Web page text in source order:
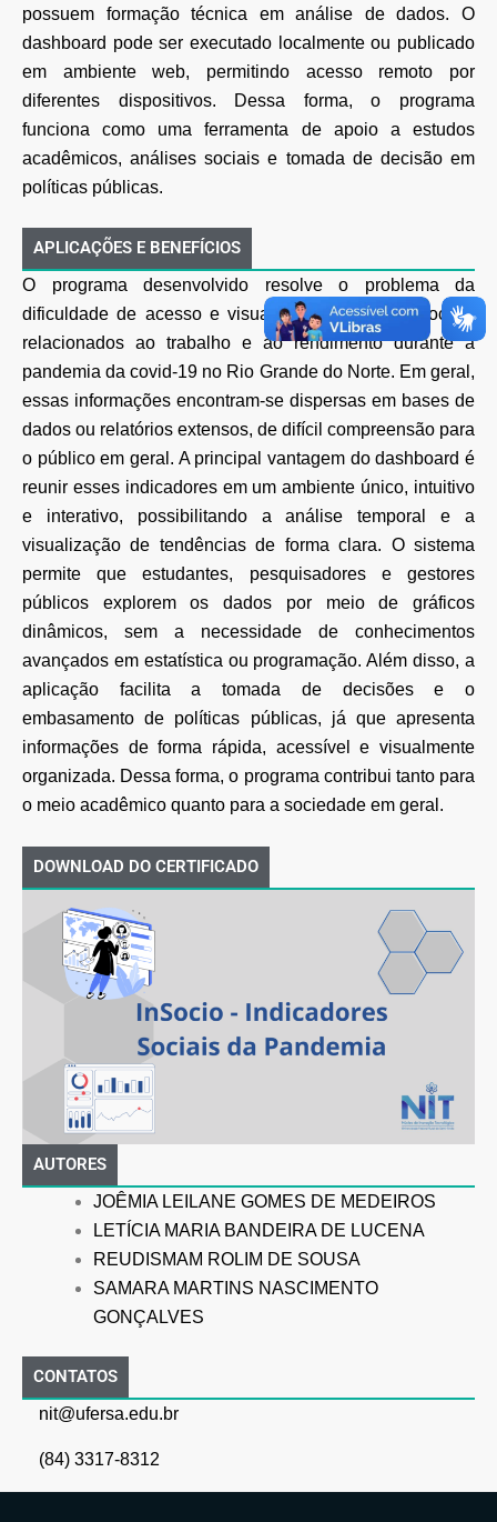
possuem formação técnica em análise de dados. O
dashboard pode ser executado localmente ou publicado
em ambiente web, permitindo acesso remoto por
diferentes dispositivos. Dessa forma, o programa
funciona como uma ferramenta de apoio a estudos
acadêmicos, análises sociais e tomada de decisão em
políticas públicas.
APLICAÇÕES E BENEFÍCIOS
O programa desenvolvido resolve o problema da
dificuldade de acesso e visualização de dados sociais
relacionados ao trabalho e ao rendimento durante a
pandemia da covid-19 no Rio Grande do Norte. Em geral,
essas informações encontram-se dispersas em bases de
dados ou relatórios extensos, de difícil compreensão para
o público em geral. A principal vantagem do dashboard é
reunir esses indicadores em um ambiente único, intuitivo
e interativo, possibilitando a análise temporal e a
visualização de tendências de forma clara. O sistema
permite que estudantes, pesquisadores e gestores
públicos explorem os dados por meio de gráficos
dinâmicos, sem a necessidade de conhecimentos
avançados em estatística ou programação. Além disso, a
aplicação facilita a tomada de decisões e o
embasamento de políticas públicas, já que apresenta
informações de forma rápida, acessível e visualmente
organizada. Dessa forma, o programa contribui tanto para
o meio acadêmico quanto para a sociedade em geral.
DOWNLOAD DO CERTIFICADO
AUTORES
JOÊMIA LEILANE GOMES DE MEDEIROS
LETÍCIA MARIA BANDEIRA DE LUCENA
REUDISMAM ROLIM DE SOUSA
SAMARA MARTINS NASCIMENTO
GONÇALVES
CONTATOS
nit@ufersa.edu.br
(84) 3317-8312